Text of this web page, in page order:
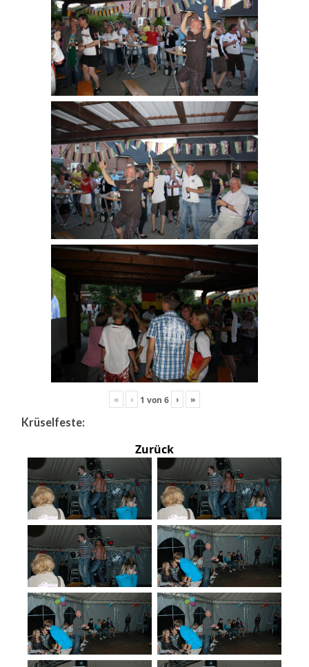
« ‹ 1 von 6 › »
Krüselfeste:
Zurück